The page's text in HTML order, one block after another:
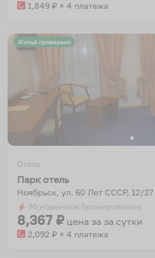
1,849 ₽ × 4 платежа
Жильё проверено
Отель
Парк отель
Ноябрьск, ул. 60 Лет СССР, 12/27
Мгновенное бронирование
8,367 ₽ цена за за сутки
2,092 ₽ × 4 платежа